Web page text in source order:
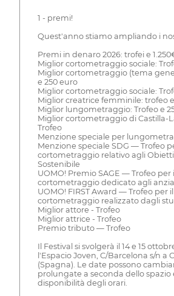
1 - premi!
Quest'anno stiamo ampliando i
Premi in denaro 2026: trofei e
Miglior cortometraggio sociale:
Miglior cortometraggio (tema
e 250 euro
Miglior cortometraggio sociale:
Miglior creatrice femminile: trofeo
Miglior lungometraggio: Trofeo e
Miglior cortometraggio di Castilla-
Trofeo
Menzione speciale per
Menzione speciale SDG — Trofeo
cortometraggio relativo agli
Sostenibile
UOMO! Premio SAGE — Trofeo per
cortometraggio dedicato agli
UOMO! FIRST Award — Trofeo per
cortometraggio realizzato dagli
Miglior attore - Trofeo
Miglior attrice - Trofeo
Premio tributo — Trofeo
Il Festival si svolgerà il 14 e 15
l'Espacio Joven, C/Barcelona s/n a
(Spagna). Le date possono
prolungate a seconda dello spazio
disponibilità degli orari.